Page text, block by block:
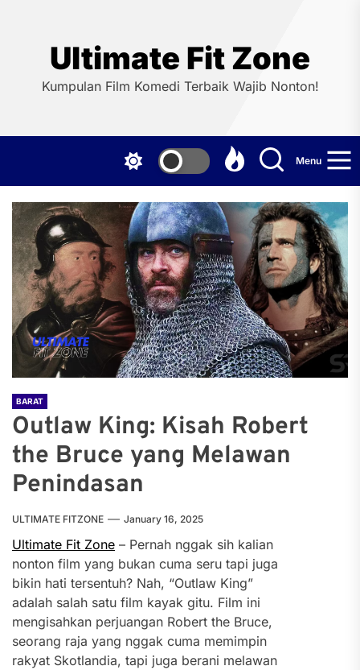
Ultimate Fit Zone
Kumpulan Film Komedi Terbaik Wajib Nonton!
Menu
BARAT
Outlaw King: Kisah Robert
the Bruce yang Melawan
Penindasan
ULTIMATE FITZONE January 16, 2025
Ultimate Fit Zone – Pernah nggak sih kalian
nonton film yang bukan cuma seru tapi juga
bikin hati tersentuh? Nah, “Outlaw King”
adalah salah satu film kayak gitu. Film ini
mengisahkan perjuangan Robert the Bruce,
seorang raja yang nggak cuma memimpin
rakyat Skotlandia, tapi juga berani melawan